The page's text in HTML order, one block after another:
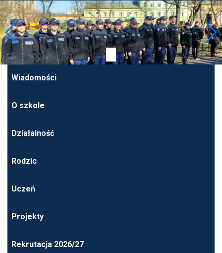
Wiadomości
O szkole
Działalność
Rodzic
Uczeń
Projekty
Rekrutacja 2026/27